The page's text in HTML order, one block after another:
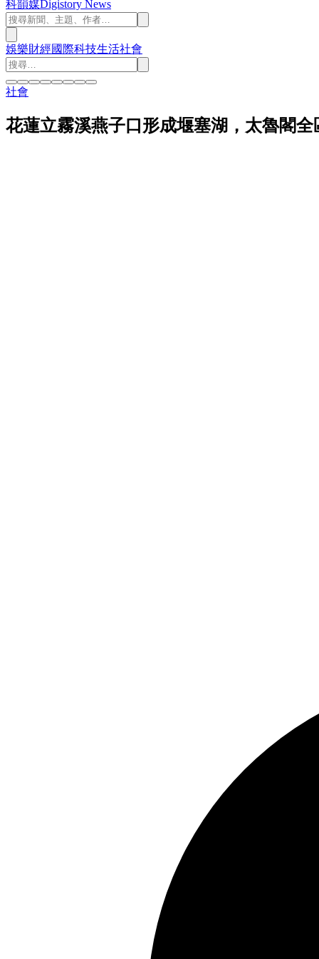
科韻媒Digistory News
娛樂財經國際科技生活社會
社會
花蓮立霧溪燕子口形成堰塞湖，太魯閣全